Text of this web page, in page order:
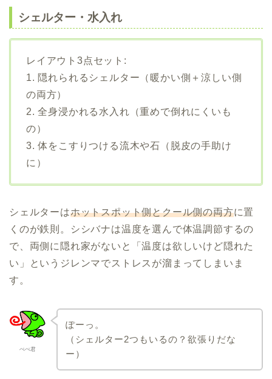
シェルター・水入れ
レイアウト3点セット:
1. 隠れられるシェルター（暖かい側＋涼しい側
の両方）
2. 全身浸かれる水入れ（重めで倒れにくいも
の）
3. 体をこすりつける流木や石（脱皮の手助け
に）
シェルターはホットスポット側とクール側の両方に置
くのが鉄則。シシバナは温度を選んで体温調節するの
で、両側に隠れ家がないと「温度は欲しいけど隠れた
い」というジレンマでストレスが溜まってしまいま
す。
ぺぺ君
ぽーっ。
（シェルター2つもいるの？欲張りだな
ー）